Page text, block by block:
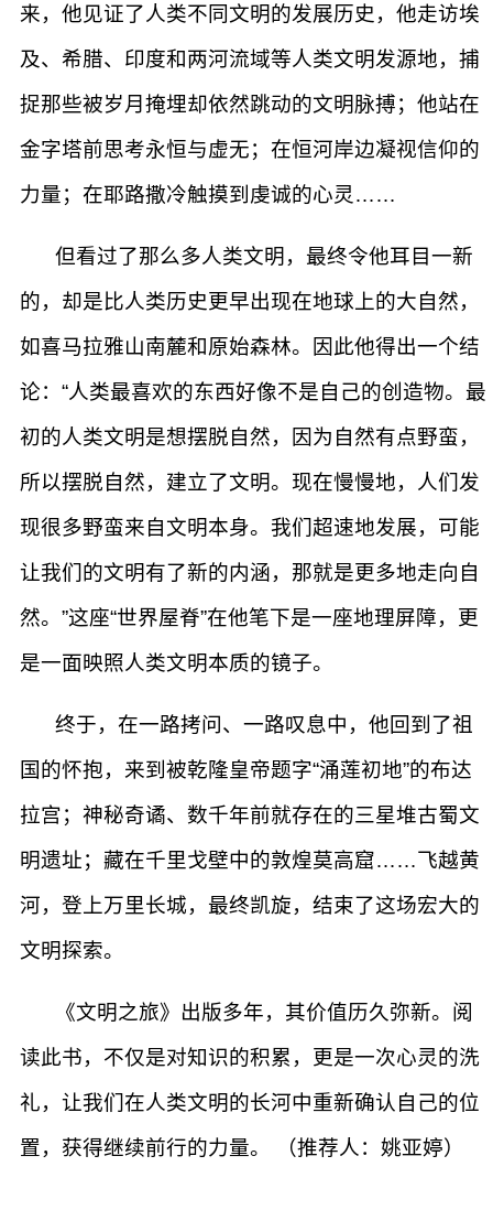
来，他见证了人类不同文明的发展历史，他走访埃
及、希腊、印度和两河流域等人类文明发源地，捕
捉那些被岁月掩埋却依然跳动的文明脉搏；他站在
金字塔前思考永恒与虚无；在恒河岸边凝视信仰的
力量；在耶路撒冷触摸到虔诚的心灵……
但看过了那么多人类文明，最终令他耳目一新
的，却是比人类历史更早出现在地球上的大自然，
如喜马拉雅山南麓和原始森林。因此他得出一个结
论：“人类最喜欢的东西好像不是自己的创造物。最
初的人类文明是想摆脱自然，因为自然有点野蛮，
所以摆脱自然，建立了文明。现在慢慢地，人们发
现很多野蛮来自文明本身。我们超速地发展，可能
让我们的文明有了新的内涵，那就是更多地走向自
然。”这座“世界屋脊”在他笔下是一座地理屏障，更
是一面映照人类文明本质的镜子。
终于，在一路拷问、一路叹息中，他回到了祖
国的怀抱，来到被乾隆皇帝题字“涌莲初地”的布达
拉宫；神秘奇谲、数千年前就存在的三星堆古蜀文
明遗址；藏在千里戈壁中的敦煌莫高窟……飞越黄
河，登上万里长城，最终凯旋，结束了这场宏大的
文明探索。
《文明之旅》出版多年，其价值历久弥新。阅
读此书，不仅是对知识的积累，更是一次心灵的洗
礼，让我们在人类文明的长河中重新确认自己的位
置，获得继续前行的力量。 （推荐人：姚亚婷）